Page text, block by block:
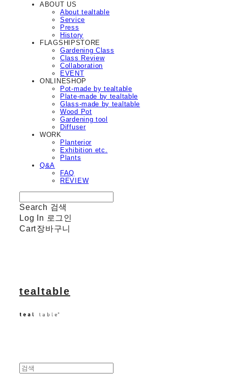
ABOUT US
About tealtable
Service
Press
History
FLAGSHIPSTORE
Gardening Class
Class Review
Collaboration
EVENT
ONLINESHOP
Pot-made by tealtable
Plate-made by tealtable
Glass-made by tealtable
Wood Pot
Gardening tool
Diffuser
WORK
Planterior
Exhibition etc.
Plants
Q&A
FAQ
REVIEW
Search 검색
Log In 로그인
Cart장바구니
tealtable